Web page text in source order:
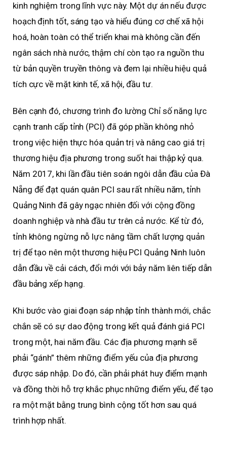
kinh nghiệm trong lĩnh vực này. Một dự án nếu được
hoạch định tốt, sáng tạo và hiểu đúng cơ chế xã hội
hoá, hoàn toàn có thể triển khai mà không cần đến
ngân sách nhà nước, thậm chí còn tạo ra nguồn thu
từ bản quyền truyền thông và đem lại nhiều hiệu quả
tích cực về mặt kinh tế, xã hội, đầu tư.
Bên cạnh đó, chương trình đo lường Chỉ số năng lực
cạnh tranh cấp tỉnh (PCI) đã góp phần không nhỏ
trong việc hiện thực hóa quản trị và nâng cao giá trị
thương hiệu địa phương trong suốt hai thập kỷ qua.
Năm 2017, khi lần đầu tiên soán ngôi dẫn đầu của Đà
Nẵng để đạt quán quân PCI sau rất nhiều năm, tỉnh
Quảng Ninh đã gây ngạc nhiên đối với cộng đồng
doanh nghiệp và nhà đầu tư trên cả nước. Kể từ đó,
tỉnh không ngừng nỗ lực nâng tầm chất lượng quản
trị để tạo nên một thương hiệu PCI Quảng Ninh luôn
dẫn đầu về cải cách, đổi mới với bảy năm liên tiếp dẫn
đầu bảng xếp hạng.
Khi bước vào giai đoạn sáp nhập tỉnh thành mới, chắc
chắn sẽ có sự dao động trong kết quả đánh giá PCI
trong một, hai năm đầu. Các địa phương mạnh sẽ
phải “gánh” thêm những điểm yếu của địa phương
được sáp nhập. Do đó, cần phải phát huy điểm mạnh
và đồng thời hỗ trợ khắc phục những điểm yếu, để tạo
ra một mặt bằng trung bình cộng tốt hơn sau quá
trình hợp nhất.